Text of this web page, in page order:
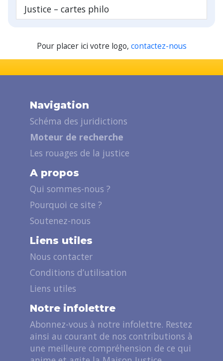
Justice – cartes philo
Pour placer ici votre logo, contactez-nous
Navigation
Schéma des juridictions
Moteur de recherche
Les rouages de la justice
A propos
Qui sommes-nous ?
Pourquoi ce site ?
Soutenez-nous
Liens utiles
Nous contacter
Conditions d’utilisation
Liens utiles
Notre infolettre
Abonnez-vous à notre infolettre. Restez
ainsi au courant de nos contributions à
une meilleure compréhension de ce qui